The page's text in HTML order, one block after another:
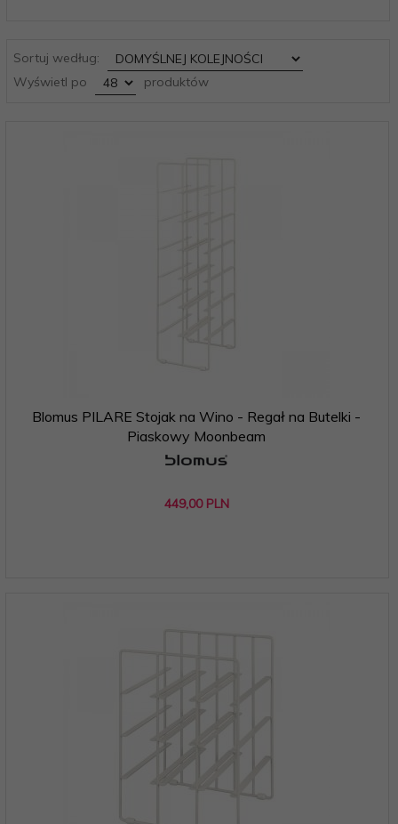
Sortuj według:
sort
Wyświetl po
pop produktów
Blomus PILARE Stojak na Wino - Regał na Butelki -
Piaskowy Moonbeam
449,00 PLN